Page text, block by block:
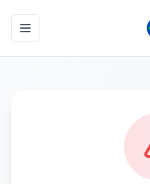
Toggle navigation menu